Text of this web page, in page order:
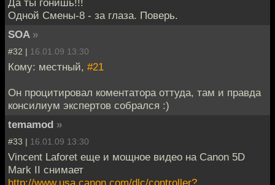
Да ты гонишь!!!
Одной Смены-8 - за глаза. Поверь.
SOA »
#32 | 16.01.09 13:30
Кому: местный, #21
Он процитировал коментатора оттуда, там и правда
консилиум экспертов собрался :)
temamod »
#33 | 16.01.09 13:30
Vincent Laforet еще и мощное видео на Canon 5D
Mark II снимает